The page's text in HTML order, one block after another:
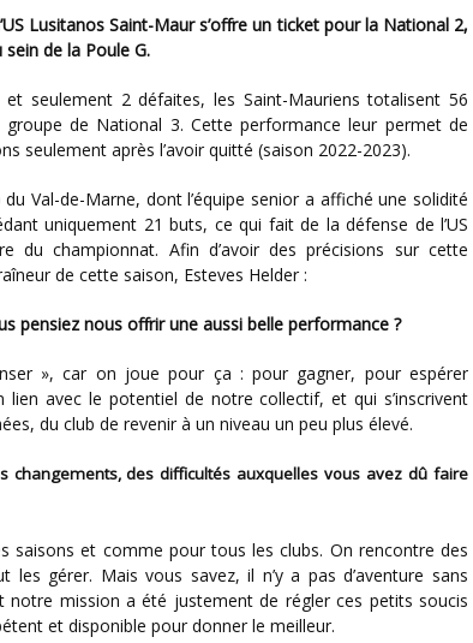
de la Poule G.
de National 3. Cette performance leur permet de
seulement après l’avoir quitté (saison 2022-2023).
uniquement 21 buts, ce qui fait de la défense de l’US
du championnat. Afin d’avoir des précisions sur cette
de cette saison, Esteves Helder :
pensiez nous offrir une aussi belle performance ?
avec le potentiel de notre collectif, et qui s’inscrivent
du club de revenir à un niveau un peu plus élevé.
gérer. Mais vous savez, il n’y a pas d’aventure sans
notre mission a été justement de régler ces petits soucis
et disponible pour donner le meilleur.